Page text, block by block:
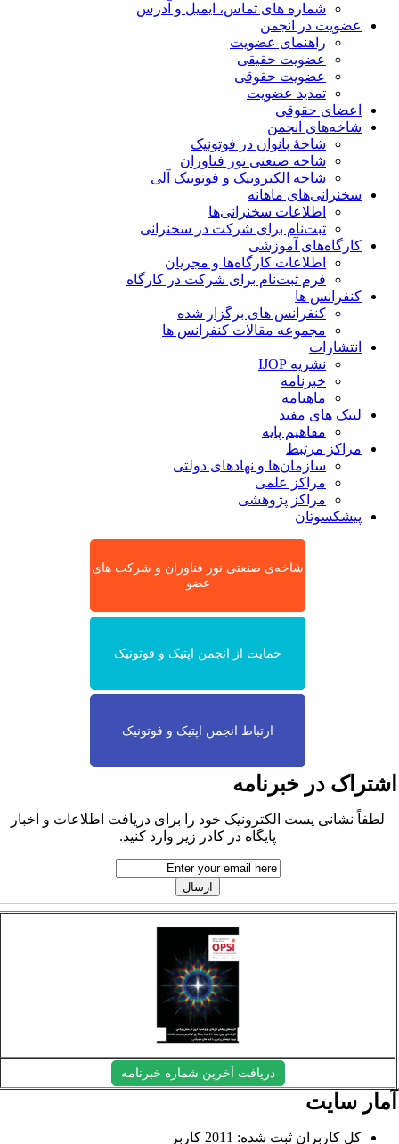
شماره های تماس، ایمیل و آدرس
عضویت در انجمن
راهنمای عضویت
عضویت حقیقی
عضویت حقوقی
تمدید عضویت
اعضای حقوقی
شاخه‌های انجمن
شاخۀ بانوان در فوتونیک
شاخه صنعتی نور فناوران
شاخه‌ الکترونیک و فوتونیک آلی
سخنرانی‌های ماهانه
اطلاعات سخنرانی‌‌ها
ثبت‌نام برای شرکت در سخنرانی
کارگاه‌های آموزشی
اطلاعات کارگاه‌ها و مجریان
فرم ثبت‌نام برای شرکت در کارگاه
کنفرانس ها
کنفرانس های برگزار شده
مجموعه مقالات کنفرانس ها
انتشارات
نشریه IJOP
خبرنامه
ماهنامه
لینک های مفید
مفاهیم پایه
مراکز مرتبط
سازمان‌ها و نهادهای دولتی
مراکز علمی
مراکز پژوهشی
پیشکسوتان
شاخه‌ی صنعتی نور فناوران و شرکت های
عضو
حمایت از انجمن اپتیک و فوتونیک
ارتباط انجمن اپتیک و فوتونیک
در خبرنامه
لطفاً نشانی پست الکترونیک خود را برای دریافت اطلاعات و اخبار
پایگاه در کادر زیر وارد کنید.
دریافت آخرین شماره خبرنامه
سایت
کل کاربران ثبت شده: 2011 کاربر